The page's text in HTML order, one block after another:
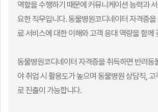
역할을 수행하기 때문에 커뮤니케이션 능력과
요한 직무입니다. 동물병원코디네이터 자격증을
료 서비스에 대한 이해와 고객 응대 역량을 함께
동물병원코디네이터 자격증을 취득하면 반려동
야 취업 시 활용도가 높으며 동물병원 상담직,
로 진출이 가능합니다.